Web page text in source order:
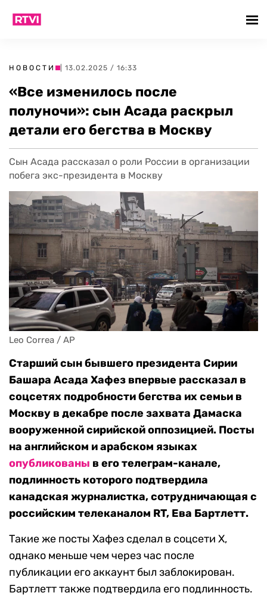
НОВОСТИ | 13.02.2025 / 16:33
«Все изменилось после
полуночи»: сын Асада раскрыл
детали его бегства в Москву
Сын Асада рассказал о роли России в организации
побега экс-президента в Москву
Leo Correa / AP
Старший сын бывшего президента Сирии
Башара Асада Хафез впервые рассказал в
соцсетях подробности бегства их семьи в
Москву в декабре после захвата Дамаска
вооруженной сирийской оппозицией. Посты
на английском и арабском языках
опубликованы в его телеграм-канале,
подлинность которого подтвердила
канадская журналистка, сотрудничающая с
российским телеканалом RT, Ева Бартлетт.
Такие же посты Хафез сделал в соцсети X,
однако меньше чем через час после
публикации его аккаунт был заблокирован.
Бартлетт также подтвердила его подлинность.